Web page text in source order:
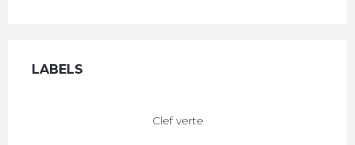
Offres de prestations
LABELS
LABELS
Clef verte